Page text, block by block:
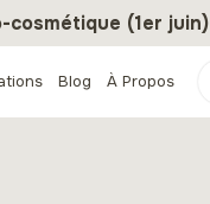
(1er juin)
Blog À Propos